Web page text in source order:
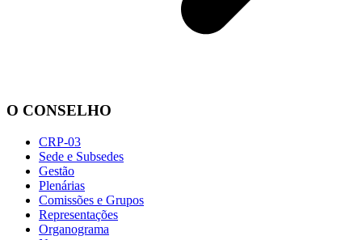
O CONSELHO
CRP-03
Sede e Subsedes
Gestão
Plenárias
Comissões e Grupos
Representações
Organograma